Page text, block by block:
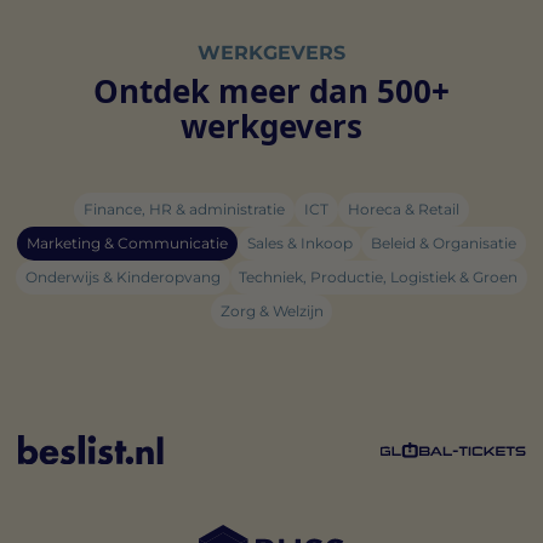
WERKGEVERS
Ontdek meer dan 500+
werkgevers
Finance, HR & administratie ICT
Horeca & Retail
Marketing & Communicatie
Sales & Inkoop
Beleid & Organisatie
Onderwijs & Kinderopvang
Techniek, Productie, Logistiek & Groen
Zorg & Welzijn